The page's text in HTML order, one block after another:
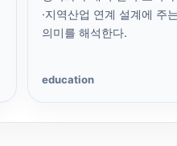
·지역산업 연계 설계에 주는
의미를 해석한다.
education